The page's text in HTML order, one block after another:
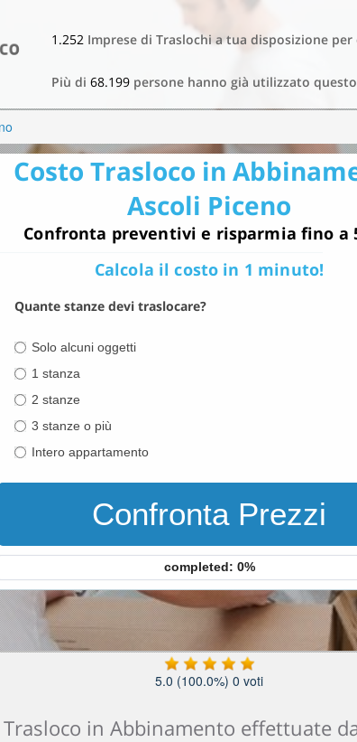
Costo Trasloco in
Ascoli Piceno
Confronta preventivi e risparmia fino a
Calcola il costo in 1 minuto!
Quante stanze devi traslocare?
Solo alcuni oggetti
1 stanza
2 stanze
3 stanze o più
Intero appartamento
Confronta Prezzi
completed: 0%
1.252 Imprese di Traslochi a tua disposizione
Più di 68.199 persone hanno già utilizzato
5.0 (100.0%) 0 voti
in Abbinamento effettuate